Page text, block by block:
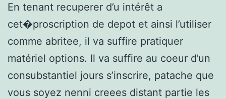
En tenant recuperer d’u intérêt a
cet�proscription de depot et ainsi l’utiliser
comme abritee, il va suffire pratiquer
matériel options. Il va suffire au coeur d’un
consubstantiel jours s’inscrire, patache que
vous soyez nenni creees distant partie les